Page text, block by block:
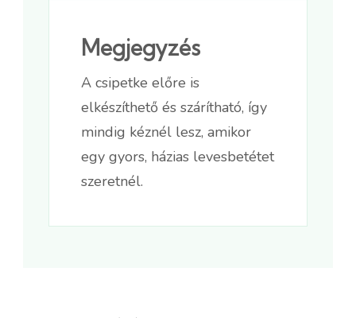
Megjegyzés
A csipetke előre is
elkészíthető és szárítható, így
mindig kéznél lesz, amikor
egy gyors, házias levesbetétet
szeretnél.